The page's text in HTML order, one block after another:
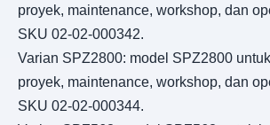
proyek, maintenance, workshop, dan
SKU 02-02-000342.
Varian SPZ2800: model SPZ2800
proyek, maintenance, workshop, dan
SKU 02-02-000344.